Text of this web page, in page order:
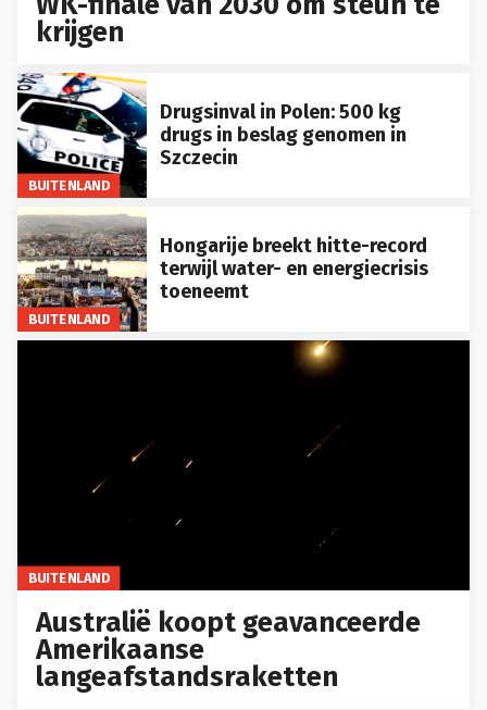
krijgen
BUITENLAND
Drugsinval in Polen: 500 kg
drugs in beslag genomen in
Szczecin
BUITENLAND
Hongarije breekt hitte-record
terwijl water- en energiecrisis
toeneemt
BUITENLAND
Australië koopt geavanceerde
Amerikaanse
langeafstandsraketten